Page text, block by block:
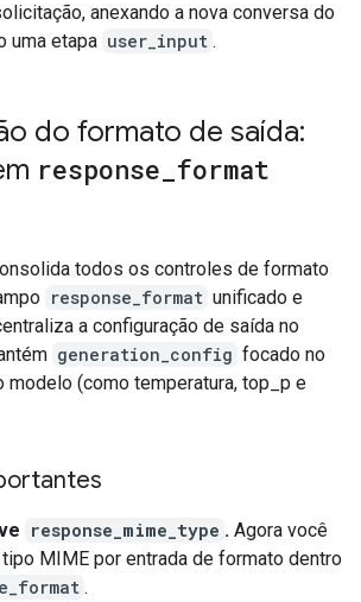
anexando a nova conversa do
uma etapa user_input .
do formato de saída:
response format
todos os controles de formato
response_format unificado e
a configuração de saída no
generation_config focado no
modelo (como temperatura, top_p e
response_mime_type . Agora você
MIME por entrada de formato dentro
.